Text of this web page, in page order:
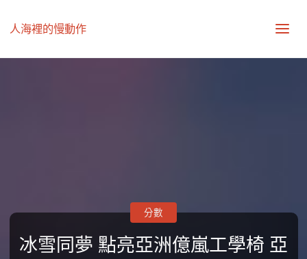
人海裡的慢動作
冰雪同夢 點亮亞洲億嵐工學椅 亞
分數